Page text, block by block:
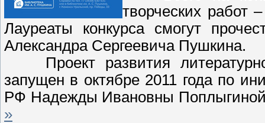
творческих работ
Лауреаты конкурса смогут
Александра Сергеевича Пушкина.
Проект развития
запущен в октябре 2011 года по
РФ Надежды Ивановны
»